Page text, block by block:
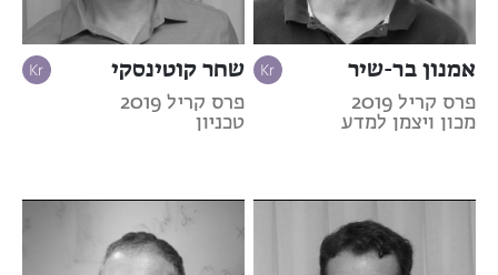
אמנון בר-שיר
פרס קריל 2019
מכון ויצמן למדע
שחר קוטינסקי
פרס קריל 2019
טכניון